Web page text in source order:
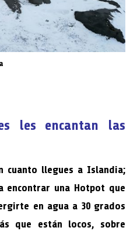
les encantan las
cuanto llegues a Islandia;
encontrar una Hotpot que
en agua a 30 grados
que están locos, sobre